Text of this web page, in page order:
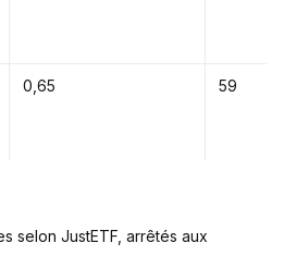
0,65 59
selon JustETF, arrêtés aux